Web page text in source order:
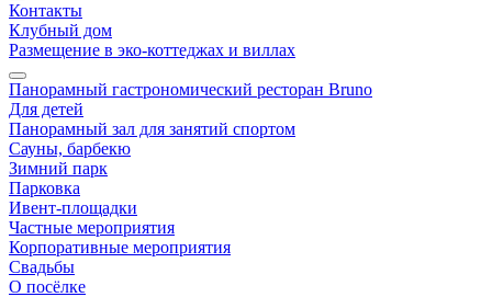
Контакты
Клубный дом
Размещение в эко-коттеджах и виллах
Панорамный гастрономический ресторан Bruno
Для детей
Панорамный зал для занятий спортом
Сауны, барбекю
Зимний парк
Парковка
Ивент-площадки
Частные мероприятия
Корпоративные мероприятия
Свадьбы
О посёлке